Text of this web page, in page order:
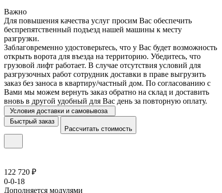
Важно
Для повышения качества услуг просим Вас обеспечить
беспрепятственный подъезд нашей машины к месту
разгрузки.
Заблаговременно удостоверьтесь, что у Вас будет возможность
открыть ворота для въезда на территорию. Убедитесь, что
грузовой лифт работает. В случае отсутствия условий для
разгрузочных работ сотрудник доставки в праве выгрузить
заказ без заноса в квартиру/частный дом. По согласованию с
Вами мы можем вернуть заказ обратно на склад и доставить
вновь в другой удобный для Вас день за повторную оплату.
Условия доставки и самовывоза
Быстрый заказ
Рассчитать стоимость
122 720 ₽
0-0-18
Дополняется модулями